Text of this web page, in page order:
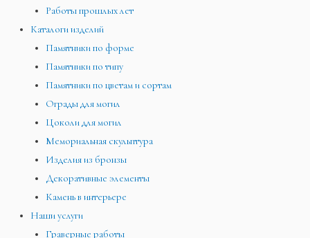
Работы прошлых лет
Каталоги изделий
Памятники по форме
Памятники по типу
Памятники по цветам и сортам
Ограды для могил
Цоколи для могил
Мемориальная скульптура
Изделия из бронзы
Декоративные элементы
Камень в интерьере
Наши услуги
Граверные работы